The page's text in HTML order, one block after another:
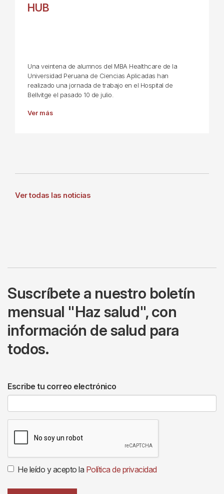
HUB
Una veintena de alumnos del MBA Healthcare de la
Universidad Peruana de Ciencias Aplicadas han
realizado una jornada de trabajo en el Hospital de
Bellvitge el pasado 10 de julio.
Ver más
Ver todas las noticias
Suscríbete a nuestro boletín
mensual "Haz salud", con
información de salud para
todos.
Escribe tu correo electrónico
He leído y acepto la Política de privacidad